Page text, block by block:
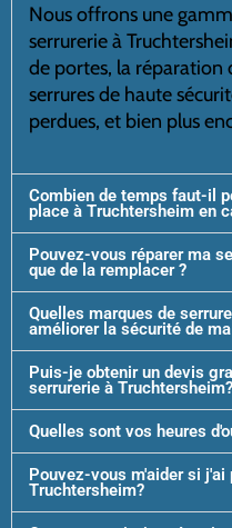
Nous offrons une
serrurerie à
de portes, la réparation
serrures de haute
perdues, et bien plus
Combien de temps faut-il
place à Truchtersheim en
Pouvez-vous réparer ma
que de la remplacer ?
Quelles marques de
améliorer la sécurité de
Puis-je obtenir un devis
serrurerie à Truchtersheim?
Quelles sont vos heures
Pouvez-vous m'aider si
Truchtersheim?